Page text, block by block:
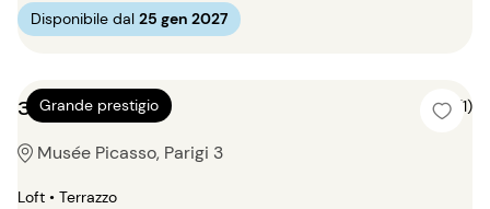
Disponibile dal 25 gen 2027
Grande prestigio
3 locali 180m² 5 (1)
Musée Picasso, Parigi 3
Loft • Terrazzo